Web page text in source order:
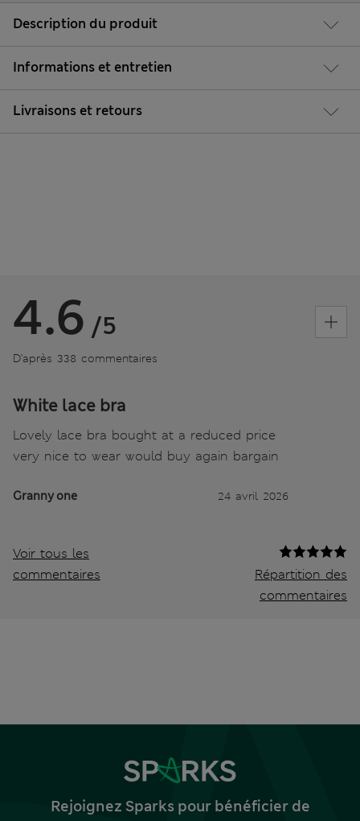
Description du produit
Informations et entretien
Livraisons et retours
4.6 /5
D’après 338 commentaires
White lace bra
Lovely lace bra bought at a reduced price
very nice to wear would buy again bargain
Granny one 24 avril 2026
Voir tous les
commentaires
Répartition des
commentaires
Rejoignez Sparks pour bénéficier de